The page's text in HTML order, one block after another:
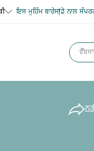
ਇਸ ਮੁਹਿੰਮ ਬਾਰੇਸਾਡੇ ਨਾਲ